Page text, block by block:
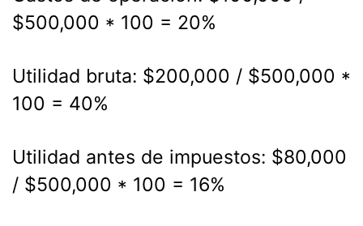
$500,000 * 100 = 20%
Utilidad bruta: $200,000 / $500,000 *
100 = 40%
Utilidad antes de impuestos: $80,000
/ $500,000 * 100 = 16%